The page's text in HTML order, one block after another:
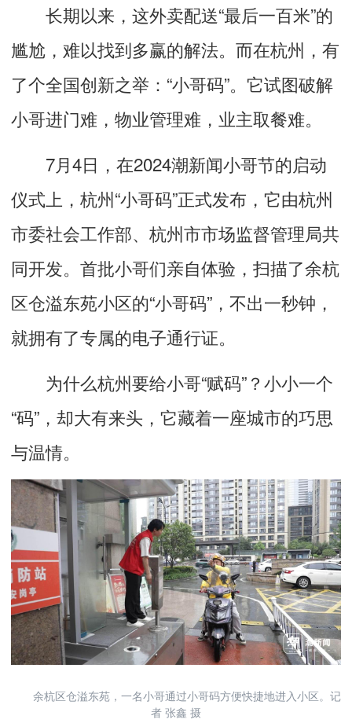
长期以来，这外卖配送“最后一百米”的
尴尬，难以找到多赢的解法。而在杭州，有
了个全国创新之举：“小哥码”。它试图破解
小哥进门难，物业管理难，业主取餐难。
7月4日，在2024潮新闻小哥节的启动
仪式上，杭州“小哥码”正式发布，它由杭州
市委社会工作部、杭州市市场监督管理局共
同开发。首批小哥们亲自体验，扫描了余杭
区仓溢东苑小区的“小哥码”，不出一秒钟，
就拥有了专属的电子通行证。
为什么杭州要给小哥“赋码”？小小一个
“码”，却大有来头，它藏着一座城市的巧思
与温情。
余杭区仓溢东苑，一名小哥通过小哥码方便快捷地进入小区。记
者 张鑫 摄